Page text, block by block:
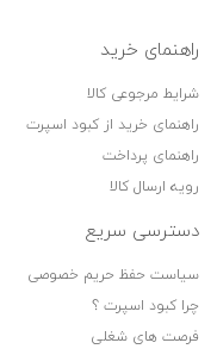
راهنمای خرید
شرایط مرجوعی کالا
راهنمای خرید از کبود اسپرت
راهنمای پرداخت
رویه ارسال کالا
دسترسی سریع
سیاست حفظ حریم خصوصی
چرا کبود اسپرت ؟
فرصت های شغلی